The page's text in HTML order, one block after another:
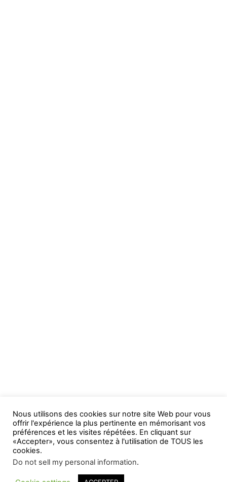
Nous utilisons des cookies sur notre site Web pour vous
offrir l'expérience la plus pertinente en mémorisant vos
préférences et les visites répétées. En cliquant sur
«Accepter», vous consentez à l'utilisation de TOUS les
cookies.
Do not sell my personal information.